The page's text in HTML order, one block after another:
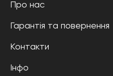
Про нас
Гарантія та повернення
Контакти
Інфо